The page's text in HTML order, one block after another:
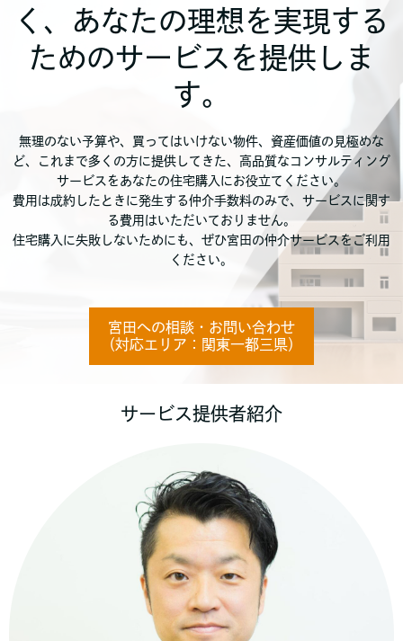
く、あなたの理想を実現する
ためのサービスを提供しま
す。
無理のない予算や、買ってはいけない物件、資産価値の見極めな
ど、これまで多くの方に提供してきた、高品質なコンサルティング
サービスをあなたの住宅購入にお役立てください。
費用は成約したときに発生する仲介手数料のみで、サービスに関す
る費用はいただいておりません。
住宅購入に失敗しないためにも、ぜひ宮田の仲介サービスをご利用
ください。
宮田への相談・お問い合わせ
（対応エリア：関東一都三県）
サービス提供者紹介